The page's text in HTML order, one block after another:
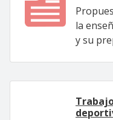
la
y su